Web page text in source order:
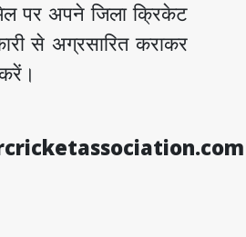
पर अपने जिला क्रिकेट
से अग्रसारित कराकर